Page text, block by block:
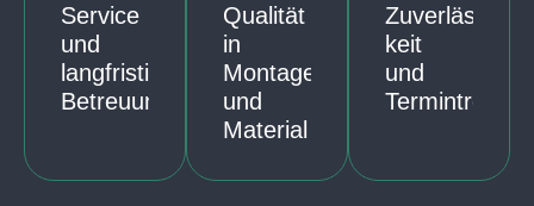
Service
und
langfristige
Betreuung
Qualität
in
Montage
und
Material
Zuverlässig
keit
und
Termintreue